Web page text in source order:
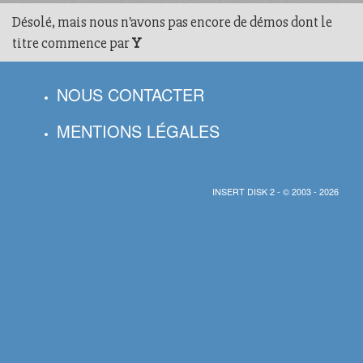
Désolé, mais nous n'avons pas encore de démos dont le
titre commence parY
NOUS CONTACTER
MENTIONS LÉGALES
INSERT DISK 2 - © 2003 - 2026